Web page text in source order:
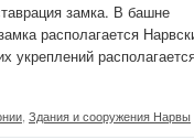
замка. В башне
располагается
укреплений
Здания и сооружения Нарвы